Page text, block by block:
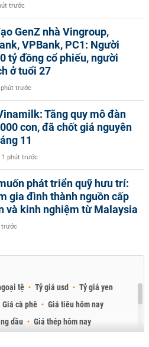
trước
GenZ nhà Vingroup,
VPBank, PC1: Người
tỷ đồng cổ phiếu, người
ở tuổi 27
phút trước
Tăng quy mô đàn
con, đã chốt giá nguyên
11
1 phút trước
phát triển quỹ hưu trí:
gia đình thành nguồn cấp
và kinh nghiệm từ Malaysia
trước
tệ Tỷ giá usd
Tỷ giá yen
Giá cà phê
Giá tiêu hôm nay
dầu
Giá thép hôm nay